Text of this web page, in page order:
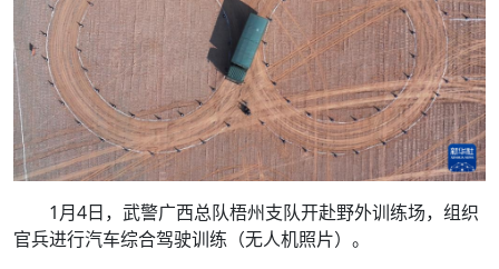
1月4日，武警广西总队梧州支队开赴野外训练场，组织
官兵进行汽车综合驾驶训练（无人机照片）。